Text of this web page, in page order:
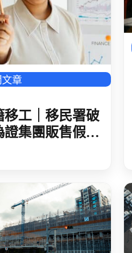
章
移工｜移民署破
證集團販售假居